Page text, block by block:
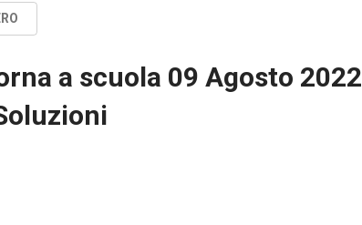
a scuola 09 Agosto 2022